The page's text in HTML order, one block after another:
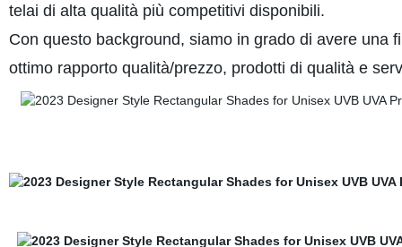
telai di alta qualità più competitivi disponibili.
Con questo background, siamo in grado di avere una
ottimo rapporto qualità/prezzo, prodotti di qualità e